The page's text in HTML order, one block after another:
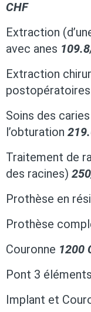
CHF
Extraction
avec anes
Extraction
postopératoires
Soins des
l’obturation
Traitement de
des racines)
Prothèse en
Prothèse
Couronne 1200
Pont 3 éléments
Implant et